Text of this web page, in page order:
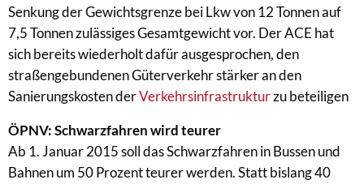
Senkung der Gewichtsgrenze bei Lkw von 12 Tonnen auf
7,5 Tonnen zulässiges Gesamtgewicht vor. Der ACE hat
sich bereits wiederholt dafür ausgesprochen, den
straßengebundenen Güterverkehr stärker an den
Sanierungskosten derVerkehrsinfrastrukturzu beteiligen
ÖPNV: Schwarzfahren wird teurer
Ab 1. Januar 2015 soll das Schwarzfahren in Bussen und
Bahnen um 50 Prozent teurer werden. Statt bislang 40